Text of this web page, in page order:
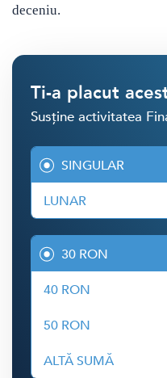
deceniu.
Ti-a placut
Susține activitatea
SINGULAR
LUNAR
30 RON
40 RON
50 RON
ALTĂ SUMĂ